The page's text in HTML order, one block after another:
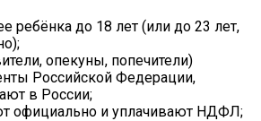
ребёнка до 18 лет (или до 23 лет,
опекуны, попечители)
Российской Федерации,
в России;
официально и уплачивают НДФЛ;